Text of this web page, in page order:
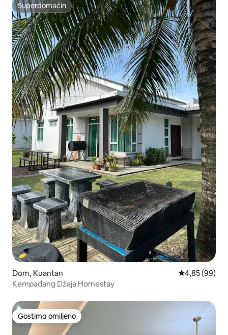
Superdomaćin
Superdomaćin
Dom, Kuantan Prosečna
4,85 (99)
Kempadang Džaja Homestay
Gostima omiljeno
Gostima omiljeno